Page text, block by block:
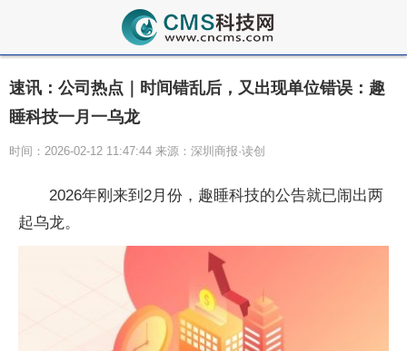
速讯：公司热点｜时间错乱后，又出现单位错误：趣
睡科技一月一乌龙
时间：2026-02-12 11:47:44 来源：深圳商报·读创
2026年刚来到2月份，趣睡科技的公告就已闹出两
起乌龙。